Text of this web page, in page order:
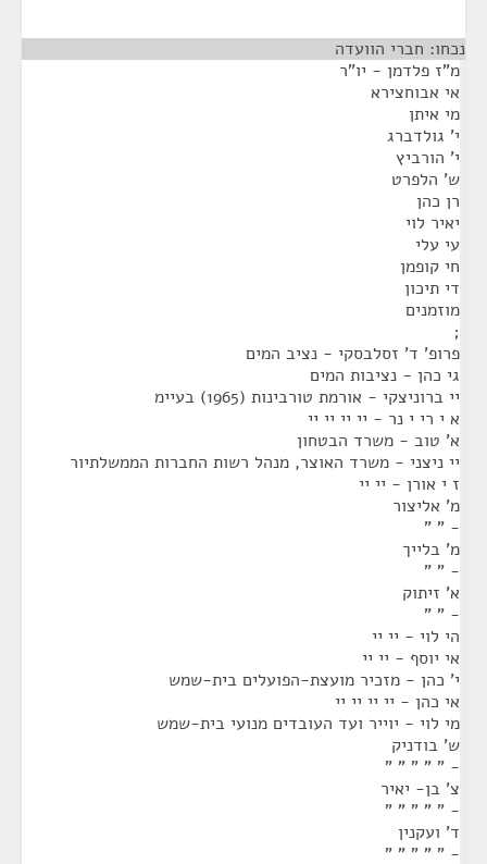
נכחו: חברי הוועדה
מ"ז פלדמן - יו"ר
אי אבוחצירא
מי איתן
י' גולדברג
י' הורביץ
ש' הלפרט
רן כהן
יאיר לוי
עי עלי
חי קופמן
די תיכון
מוזמנים
;
פרופ' ד' זסלבסקי - נציב המים
גי כהן - נציבות המים
יי ברוניצקי - אורמת טורבינות (1965) בעיימ
א י רי י נר - יי יי יי יי
א' טוב - משרד הבטחון
יי ניצני - משרד האוצר, מנהל רשות החברות הממשלתיור
ז י אורן - יי יי
מ' אליצור
- " "
מ' בלייך
- " "
א' זיתוק
- " "
הי לוי - יי יי
אי יוסף - יי יי
י' כהן - מזכיר מועצת-הפועלים בית-שמש
אי כהן - יי יי יי יי
מי לוי - יוייר ועד העובדים מנועי בית-שמש
ש' בודניק
- " " " " "
צ' בן- יאיר
- " " " " "
ד' ועקנין
- " " " " "